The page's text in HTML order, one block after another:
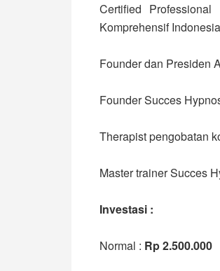
Certified
Komprehensif
Founder dan Presiden
Founder Succes
Therapist pengobatan
Master trainer Succes
Investasi :
Normal : Rp 2.500.000